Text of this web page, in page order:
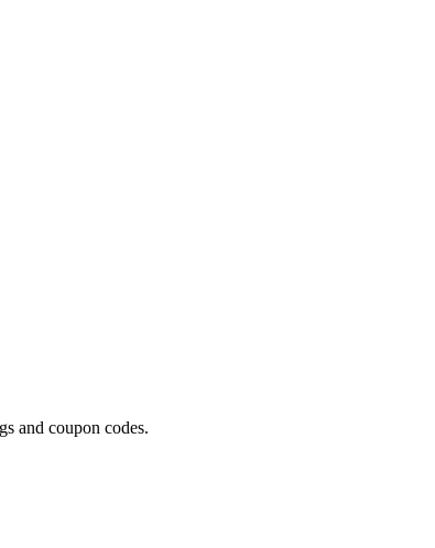
and coupon codes.